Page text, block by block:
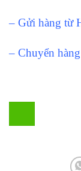
– Gửi hàng từ
– Chuyển